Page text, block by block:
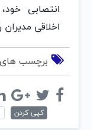
انتصابی
اخلاقی
برچسب
کپی کردن